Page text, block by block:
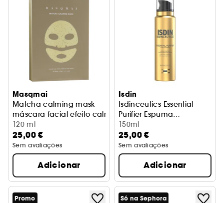
Masqmai
Matcha calming mask
máscara facial efeito calmante
120 ml
25,00 €
Sem avaliações
Adicionar
Isdin
Isdinceutics Essential
Purifier Espuma
Limpiadora
150ml
25,00 €
Sem avaliações
Adicionar
Promo Só na Sephora